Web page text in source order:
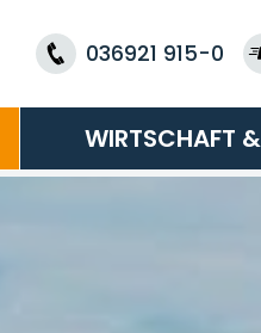
036921 915-0
WIRTSCHAFT